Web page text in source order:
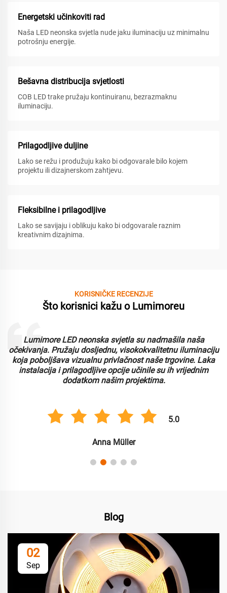
Energetski učinkoviti rad
Naša LED neonska svjetla nude jaku iluminaciju uz minimalnu
potrošnju energije.
Bešavna distribucija svjetlosti
COB LED trake pružaju kontinuiranu, bezrazmaknu
iluminaciju.
Prilagodljive duljine
Lako se režu i produžuju kako bi odgovarale bilo kojem
projektu ili dizajnerskom zahtjevu.
Fleksibilne i prilagodljive
Lako se savijaju i oblikuju kako bi odgovarale raznim
kreativnim dizajnima.
KORISNIČKE RECENZIJE
Što korisnici kažu o Lumimoreu
Lumimore LED neonska svjetla su nadmašila naša
očekivanja. Pružaju dosljednu, visokokvalitetnu iluminaciju
koja poboljšava vizualnu privlačnost naše trgovine. Laka
instalacija i prilagodljive opcije učinile su ih vrijednim
dodatkom našim projektima.
5.0
Anna Müller
Blog
02
Sep